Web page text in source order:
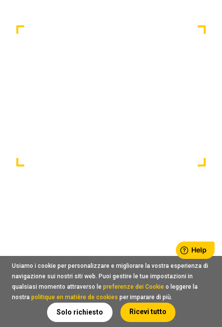
Usiamo i cookie per personalizzare e migliorare la vostra esperienza di
navigazione sui nostri siti web. Puoi gestire le tue impostazioni in
qualsiasi momento attraverso le preferenze dei Cookie o leggere la
nostra politique en matière de cookies per imparare di più.
Solo richiesto Ricevi tutto